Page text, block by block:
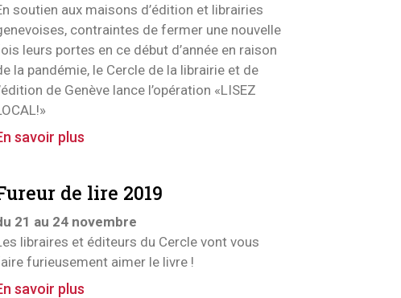
soutien aux maisons d’édition et librairies
contraintes de fermer une nouvelle
leurs portes en ce début d’année en raison
la pandémie, le Cercle de la librairie et de
de Genève lance l’opération «LISEZ
savoir plus
de lire 2019
21 au 24 novembre
libraires et éditeurs du Cercle vont vous
furieusement aimer le livre !
savoir plus